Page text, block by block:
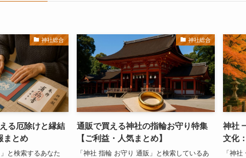
神社総合
る厄除けと縁結
まとめ
と検索するあなた
神社総合
通販で買える神社の指輪お守り特集
【ご利益・人気まとめ】
「神社 指輪 お守り 通販」と検索しているあ
神社
文化
「神